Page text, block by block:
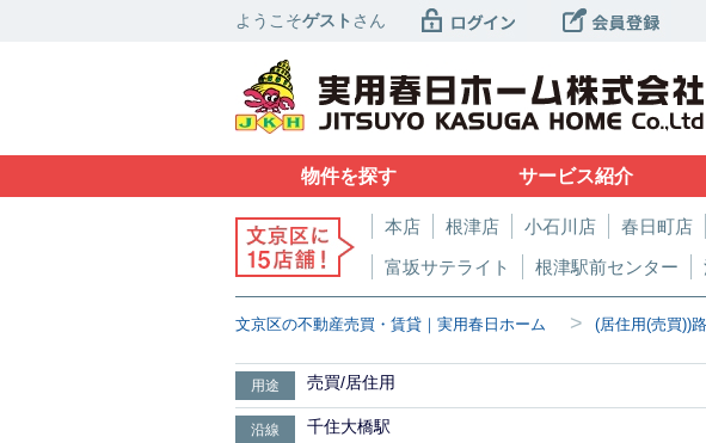
ようこそゲスト さん
物件を探す サービス紹介
本店 根津店 小石川店 春日町店
富坂サテライト
根津駅前センター
文京区の不動産売買・賃貸｜実用春日ホーム > (居住用(売買))
用途 売買/居住用
沿線 千住大橋駅